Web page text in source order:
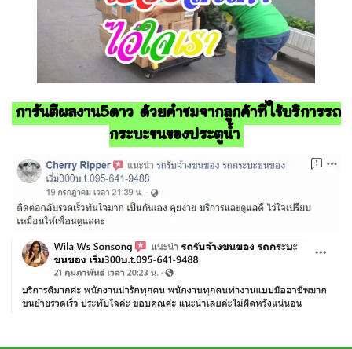
การันตีผลงาน5ดาว ด้วยคำชมจากลูกค้าที่ใช้บริการรถ
กระบะขนของประตูน้ำ